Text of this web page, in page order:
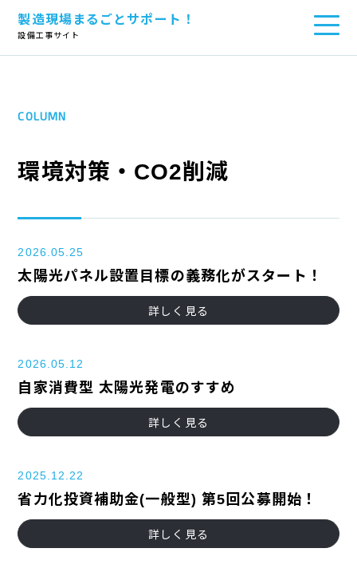
製造現場まるごとサポート！
設備工事サイト
TOP>お役立ちコラム > 環境対策・CO2削減
COLUMN
環境対策・CO2削減
2026.05.25
太陽光パネル設置目標の義務化がスタート！
詳しく見る
2026.05.12
自家消費型 太陽光発電のすすめ
詳しく見る
2025.12.22
省力化投資補助金(一般型) 第5回公募開始！
詳しく見る